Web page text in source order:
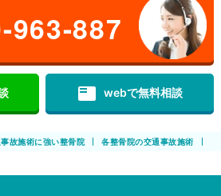
963-887
featured_play_list webで無料相談
故施術に強い整骨院 各整骨院の交通事故施術